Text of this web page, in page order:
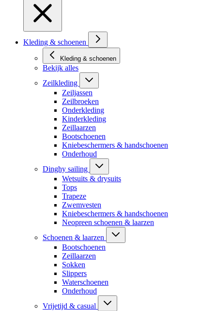
Kleding & schoenen
Kleding & schoenen
Bekijk alles
Zeilkleding
Zeiljassen
Zeilbroeken
Onderkleding
Kinderkleding
Zeillaarzen
Bootschoenen
Kniebeschermers & handschoenen
Onderhoud
Dinghy sailing
Wetsuits & drysuits
Tops
Trapeze
Zwemvesten
Kniebeschermers & handschoenen
Neopreen schoenen & laarzen
Schoenen & laarzen
Bootschoenen
Zeillaarzen
Sokken
Slippers
Waterschoenen
Onderhoud
Vrijetijd & casual